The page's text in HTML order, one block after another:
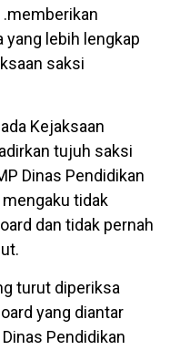
.memberikan
yang lebih lengkap
saksi
Kejaksaan
tujuh saksi
Dinas Pendidikan
mengaku tidak
dan tidak pernah
turut diperiksa
yang diantar
Pendidikan